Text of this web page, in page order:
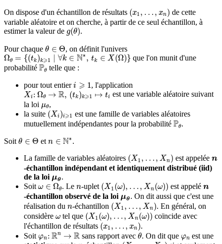
On dispose d'un échantillon de résultats (x1 , … , xn)
(x
de cette
variable aléatoire et on cherche, à partir de ce seul échantillon, à
estimer la valeur de g(θ)
g(θ).
Pour chaque θ ∈ Θ
θ ∈Θ , on définit l'univers
Ωθ = {(tk)k⩾1 ∣ ∀k ∈ N∗ , tk ∈ X (Ω)}
Ωθ= {(tk)k⩾ 1∣ ∀k∈ N∗,tk∈X(Ω)}
que l'on munit d'une
probabilité Pθ
Pθtelle que :
pour tout entieri ⩾ 1
i⩾1 , l'application
Xi: Ωθ → R, (tk)k⩾1 ↦ ti
Xi:Ωθ→R,(tk)k⩾1 ↦t
est une variable aléatoire suivant
la loi μθ
μθ,
la suite (Xi)i⩾1
(Xi i
est une famille de variables aléatoires
mutuellement indépendantes pour la probabilité Pθ
Pθ .
Soit θ ∈ Θ
θ ∈Θ etn ∈ N∗
∈N∗.
La famille de variables aléatoires (X 1 , … , Xn)
(X1 n) est appelée n
n
-échantillon indépendant et identiquement distribué (iid)
de la loi μθ
μθ .
Soitω ∈ Ωθ
ω ∈Ωθ. Le n
n-uplet (X 1 (ω), … , Xn(ω))
(X1 (ω ), n(ω )) est appelé n
n
-échantillon observé de la loi μθ
μθ . On dit aussi que c'est une
réalisation du n
n-échantillon (X 1 , … , Xn)
(X1,… Xn)
. En général, on
considère ω
ω tel que (X 1 (ω), … , Xn(ω))
(X1(ω), …,Xn(ω ))
coïncide avec
l'échantillon de résultats (x1 , … , xn)
(x1, … , x n)
.
Soit φn: Rn → R
φn Rn→ R sans rapport avec θ
θ. On dit que φn
φn est une
(X1, … Xn)